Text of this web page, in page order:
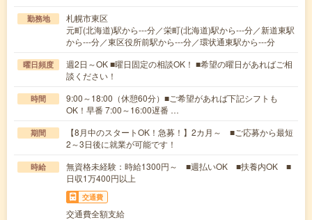
勤務地
札幌市東区
元町(北海道)駅から---分／栄町(北海道)駅から---分／新道東駅
から---分／東区役所前駅から---分／環状通東駅から---分
曜日頻度
週2日～OK ■曜日固定の相談OK！ ■希望の曜日があればご相
談ください！
時間
9:00～18:00（休憩60分）■ご希望があれば下記シフトも
OK！早番 7:00～16:00遅番 …
期間
【8月中のスタートOK！急募！】2カ月～ ■ご応募から最短
2～3日後に就業が可能です！
時給
無資格未経験：時給1300円～ ■週払いOK ■扶養内OK ■
日収1万400円以上
交通費
交通費全額支給